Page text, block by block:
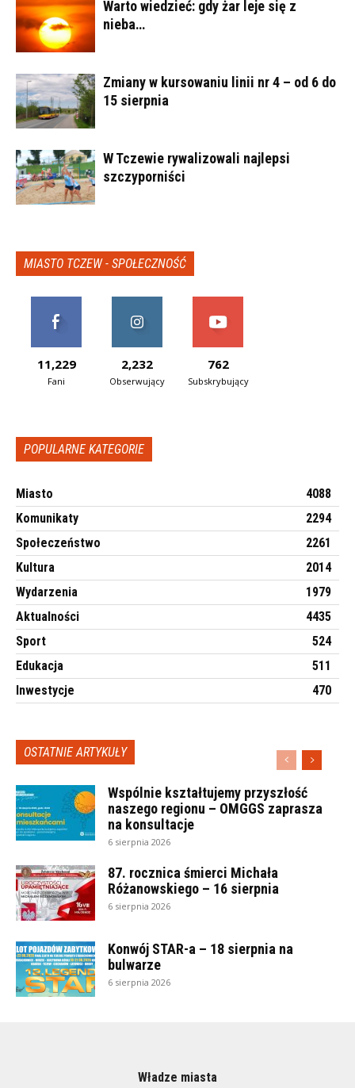
Warto wiedzieć: gdy żar leje się z
nieba…
Zmiany w kursowaniu linii nr 4 – od 6 do
15 sierpnia
W Tczewie rywalizowali najlepsi
szczyporniści
MIASTO TCZEW - SPOŁECZNOŚĆ
11,229
Fani
2,232
Obserwujący
762
Subskrybujący
POPULARNE KATEGORIE
Miasto
4088
Komunikaty
2294
Społeczeństwo
2261
Kultura
2014
Wydarzenia
1979
Aktualności
4435
Sport
524
Edukacja
511
Inwestycje
470
OSTATNIE ARTYKUŁY
Wspólnie kształtujemy przyszłość
naszego regionu – OMGGS zaprasza
na konsultacje
6 sierpnia 2026
87. rocznica śmierci Michała
Różanowskiego – 16 sierpnia
6 sierpnia 2026
Konwój STAR-a – 18 sierpnia na
bulwarze
6 sierpnia 2026
Władze miasta